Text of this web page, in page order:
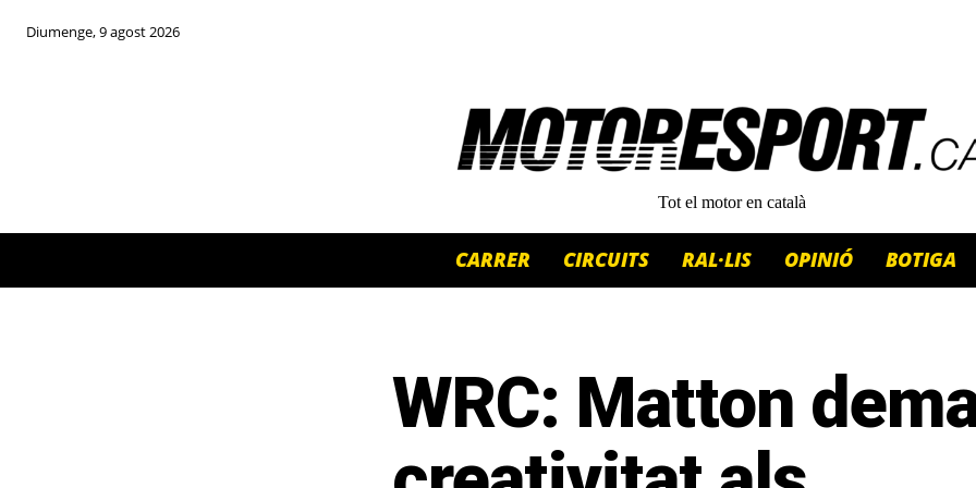
Diumenge, 9 agost 2026
Tot el motor en català
CARRER CIRCUITS RAL·LIS OPINIÓ BOTIGA
WRC: Matton